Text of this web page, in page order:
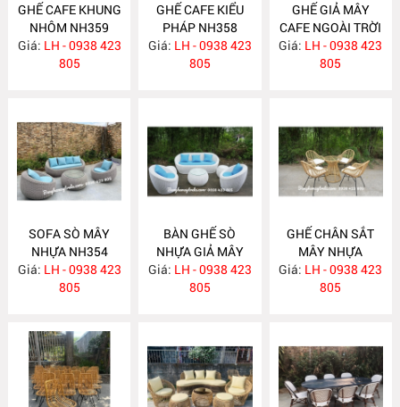
GHẾ CAFE KHUNG
NHÔM NH359
Giá: LH - 0938 423
805
GHẾ CAFE KIỂU
PHÁP NH358
Giá: LH - 0938 423
805
GHẾ GIẢ MÂY
CAFE NGOÀI TRỜI
KHUNG NHÔM
NH357
Giá: LH - 0938 423
805
SOFA SÒ MÂY
NHỰA NH354
Giá: LH - 0938 423
805
BÀN GHẾ SÒ
NHỰA GIẢ MÂY
NGOÀI TRỜI
NH353
Giá: LH - 0938 423
805
GHẾ CHÂN SẮT
MÂY NHỰA
NH352
Giá: LH - 0938 423
805